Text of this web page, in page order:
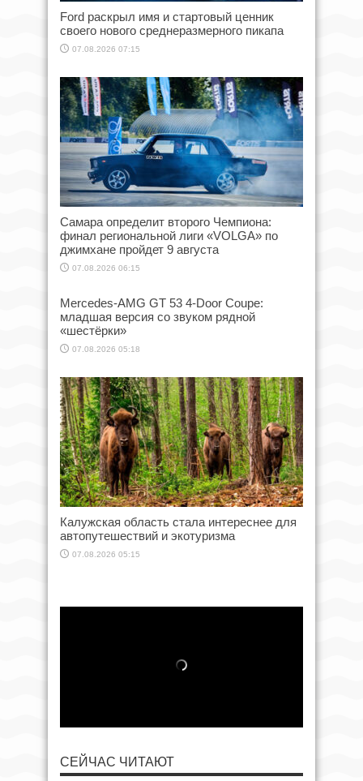
Ford раскрыл имя и стартовый ценник
своего нового среднеразмерного пикапа
07.08.2026 07:15
Самара определит второго Чемпиона:
финал региональной лиги «VOLGA» по
джимхане пройдет 9 августа
07.08.2026 06:15
Mercedes-AMG GT 53 4-Door Coupe:
младшая версия со звуком рядной
«шестёрки»
07.08.2026 05:18
Калужская область стала интереснее для
автопутешествий и экотуризма
07.08.2026 05:15
СЕЙЧАС ЧИТАЮТ